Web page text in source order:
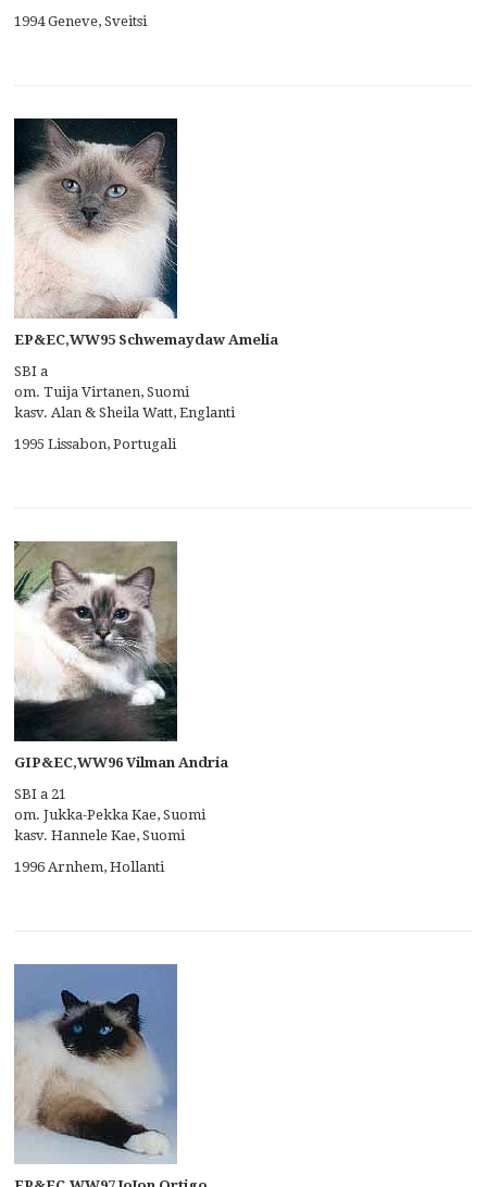
1994 Geneve, Sveitsi
EP&EC,WW95 Schwemaydaw Amelia
SBI a
om. Tuija Virtanen, Suomi
kasv. Alan & Sheila Watt, Englanti
1995 Lissabon, Portugali
GIP&EC,WW96 Vilman Andria
SBI a 21
om. Jukka-Pekka Kae, Suomi
kasv. Hannele Kae, Suomi
1996 Arnhem, Hollanti